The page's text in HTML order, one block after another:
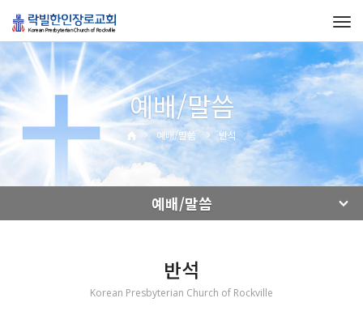
예배/말씀
예배/말씀 반석
예배/말씀
반석
Korean Presbyterian Church of Rockville